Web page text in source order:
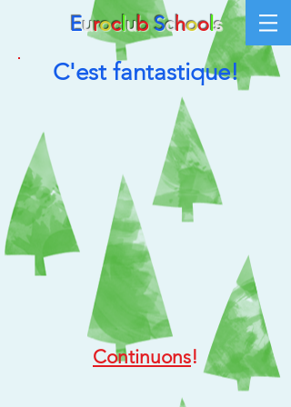
EuroclubSchools
C'est fantastique!
Continuons!